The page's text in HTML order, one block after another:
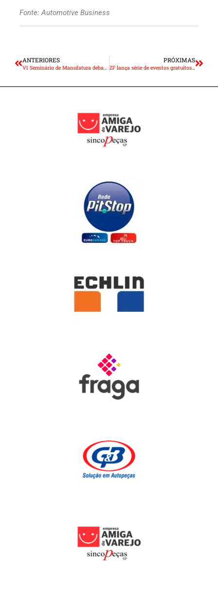
Fonte: Automotive Business
ANTERIORES PRÓXIMAS
ZF lança série de eventos gratuitos para o público universitário